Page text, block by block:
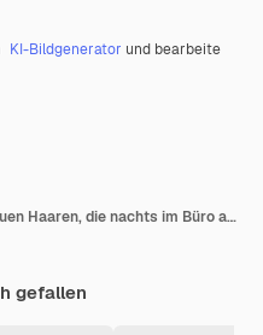
KI-Bildgenerator und bearbeite
Frau mittleren Alters mit grauen Haaren, die nachts im Büro arbeitet und mit verrücktem Gesichtsausdruck schreit und mit erhobenen Händen Rocksymbole macht. Musikstar. Schweres Konzept.
gefallen